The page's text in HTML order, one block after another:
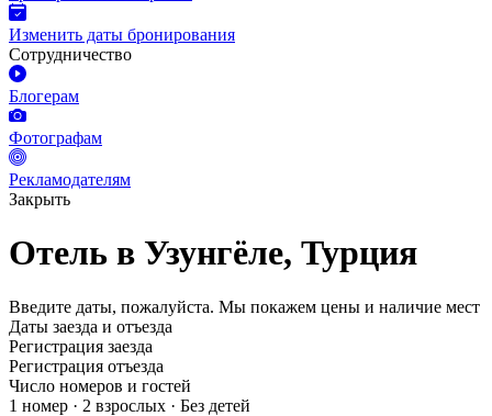
Изменить даты бронирования
Сотрудничество
Блогерам
Фотографам
Рекламодателям
Закрыть
Отель в Узунгёле, Турция
Введите даты, пожалуйста. Мы покажем цены и наличие мест
Даты заезда и отъезда
Регистрация заезда
Регистрация отъезда
Число номеров и гостей
1 номер · 2 взрослых · Без детей